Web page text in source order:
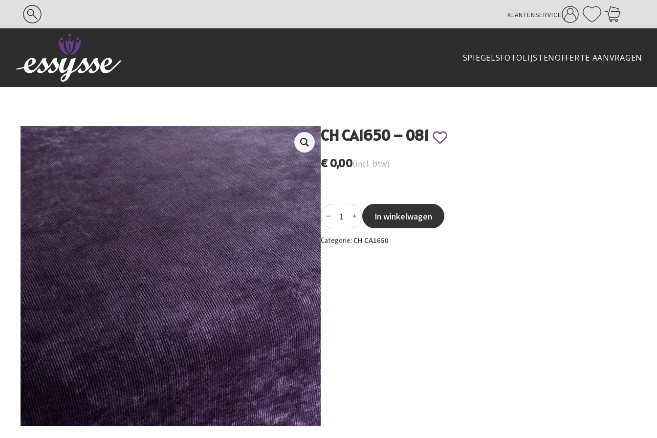
KLANTENSERVICE
SPIEGELSFOTOLIJSTENOFFERTE AANVRAGEN
CH CA1650 – 081
€0,00(incl. btw)
CH
CA1650
-
081
aantal
In winkelwagen
Categorie: CH CA1650